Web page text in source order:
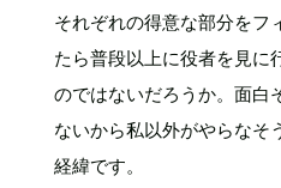
それぞれの得意な部分をフ
たら普段以上に役者を見に
のではないだろうか。面白
ないから私以外がやらなそ
経緯です。